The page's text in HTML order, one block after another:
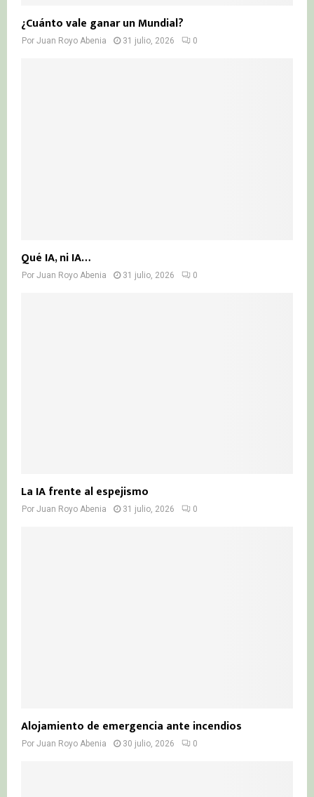
¿Cuánto vale ganar un Mundial?
Por Juan Royo Abenia 31 julio, 2026 0
Qué IA, ni IA…
Por Juan Royo Abenia 31 julio, 2026 0
La IA frente al espejismo
Por Juan Royo Abenia 31 julio, 2026 0
Alojamiento de emergencia ante incendios
Por Juan Royo Abenia 30 julio, 2026 0